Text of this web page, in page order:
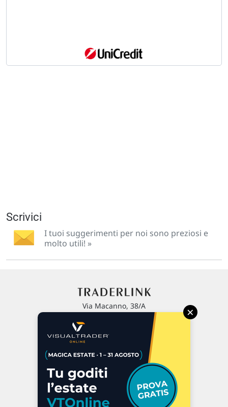
Scrivici
I tuoi suggerimenti per noi sono preziosi e
molto utili! »
Via Macanno, 38/A
P.IVA 02 452 460 401
Chi siamo
Commenti e segnalazioni
Contattaci
×